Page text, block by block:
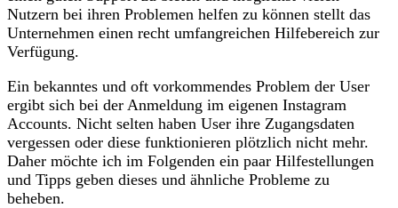
Nutzern bei ihren Problemen helfen zu können stellt das
Unternehmen einen recht umfangreichen Hilfebereich zur
Verfügung.
Ein bekanntes und oft vorkommendes Problem der User
ergibt sich bei der Anmeldung im eigenen Instagram
Accounts. Nicht selten haben User ihre Zugangsdaten
vergessen oder diese funktionieren plötzlich nicht mehr.
Daher möchte ich im Folgenden ein paar Hilfestellungen
und Tipps geben dieses und ähnliche Probleme zu
beheben.